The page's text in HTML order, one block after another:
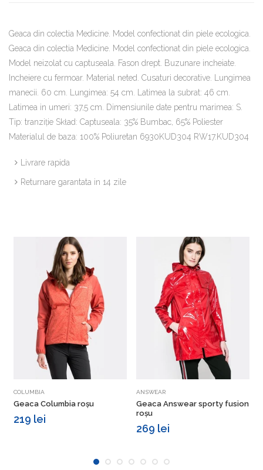
Geaca din colectia Medicine. Model confectionat din piele ecologica.
Geaca din colectia Medicine. Model confectionat din piele ecologica.
Model neizolat cu captuseala. Fason drept. Buzunare incheiate.
Incheiere cu fermoar. Material neted. Cusaturi decorative. Lungimea
manecii. 60 cm. Lungimea: 54 cm. Latimea la subrat: 46 cm.
Latimea in umeri: 37,5 cm. Dimensiunile date pentru marimea: S.
Tip: tranziţie Skład: Captuseala: 35% Bumbac, 65% Poliester
Materialul de baza: 100% Poliuretan 6930KUD304 RW17.KUD304
Livrare rapida
Returnare garantata in 14 zile
COLUMBIA
Geaca Columbia roșu
219 lei
ANSWEAR
Geaca Answear sporty fusion
roșu
269 lei